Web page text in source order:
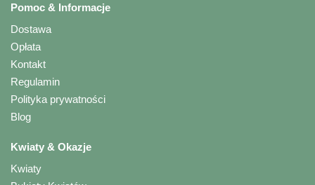
Pomoc & Informacje
Dostawa
Opłata
Kontakt
Regulamin
Polityka prywatności
Blog
Kwiaty & Okazje
Kwiaty